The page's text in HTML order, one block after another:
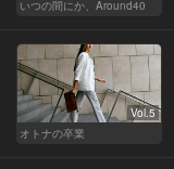
いつの間にか、Around40
Vol.5
オトナの卒業